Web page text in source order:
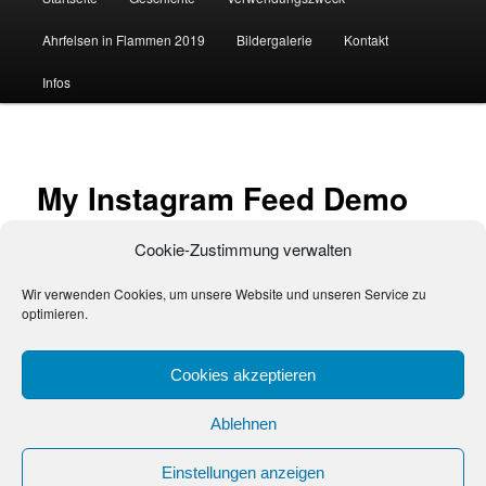
Cookie-Zustimmung verwalten
Wir verwenden Cookies, um unsere Website und unseren Service zu
optimieren.
Cookies akzeptieren
Ablehnen
Einstellungen anzeigen
Inhalt
wechseln
Ahrfelsen in Flammen 2019 Bildergalerie Kontakt
Infos
My Instagram Feed Demo
This is a mif demo page created by plugin automatically. Please
don’t delete to make the plugin work properly.
© 2026Ahrfelsen in Flammen